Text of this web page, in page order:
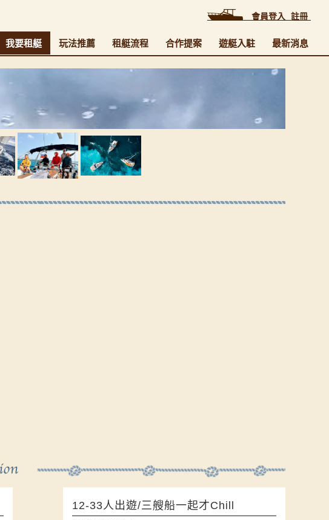
會員登入 註冊
我要租艇 玩法推薦 租艇流程 合作提案 遊艇入駐 最新消息
12-33人出遊/三艘船一起才Chill